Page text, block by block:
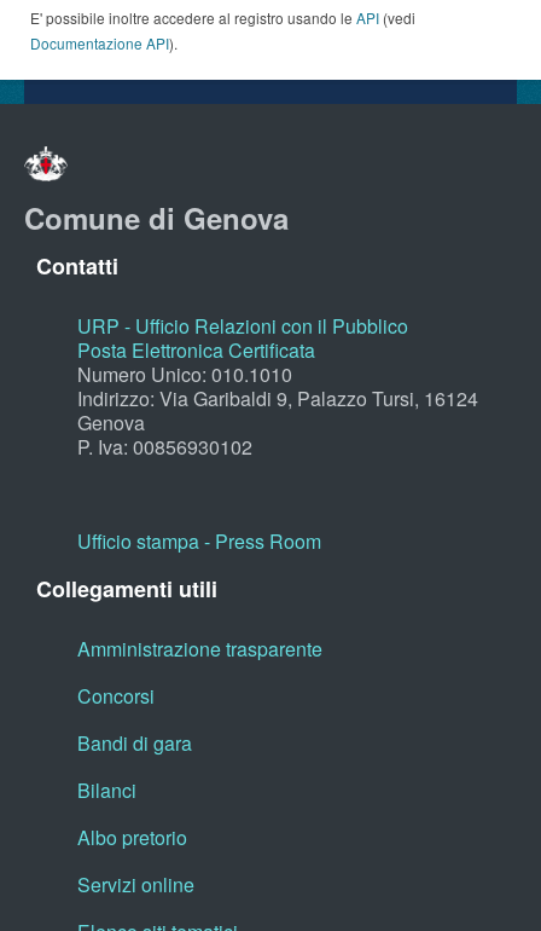
E' possibile inoltre accedere al registro usando le API (vedi
Documentazione API).
Comune di Genova
Contatti
URP - Ufficio Relazioni con il Pubblico
Posta Elettronica Certificata
Numero Unico: 010.1010
Indirizzo: Via Garibaldi 9, Palazzo Tursi, 16124
Genova
P. Iva: 00856930102
Ufficio stampa - Press Room
Collegamenti utili
Amministrazione trasparente
Concorsi
Bandi di gara
Bilanci
Albo pretorio
Servizi online